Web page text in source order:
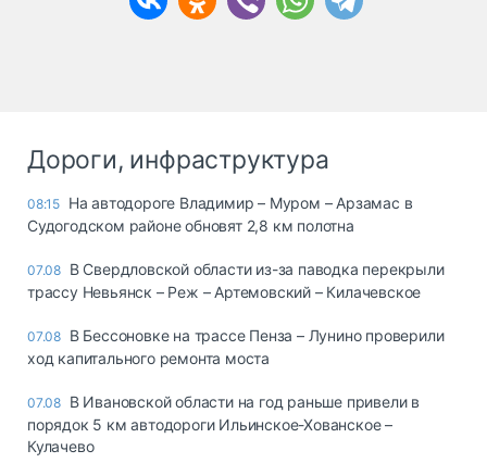
Дороги, инфраструктура
08:15 На автодороге Владимир – Муром – Арзамас в
Судогодском районе обновят 2,8 км полотна
07.08 В Свердловской области из-за паводка перекрыли
трассу Невьянск – Реж – Артемовский – Килачевское
07.08 В Бессоновке на трассе Пенза – Лунино проверили
ход капитального ремонта моста
07.08 В Ивановской области на год раньше привели в
порядок 5 км автодороги Ильинское-Хованское –
Кулачево